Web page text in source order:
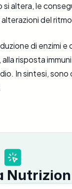
altera, le
del
di enzimi
risposta
In sintesi, sono